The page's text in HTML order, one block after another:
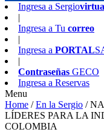
Ingresa a Sergio
|
Ingresa a Tu correo
|
Ingresa a PORTAL
|
Contraseñas GECO
Ingresa a Reservas
Menu
Home /En la Sergio /
LÍDERES PARA LA
COLOMBIA